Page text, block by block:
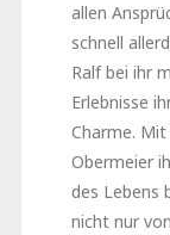
allen
schnell
Ralf bei ihr
Erlebnisse
Charme.
Obermeier
des Lebens
nicht nur